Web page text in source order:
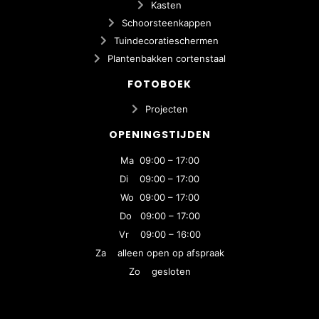
Kasten
Schoorsteenkappen
Tuindecoratieschermen
Plantenbakken cortenstaal
FOTOBOEK
Projecten
OPENINGSTIJDEN
Ma 09:00 – 17:00
Di 09:00 – 17:00
Wo 09:00 – 17:00
Do 09:00 – 17:00
Vr 09:00 – 16:00
Za alleen open op afspraak
Zo gesloten